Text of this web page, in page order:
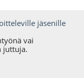
jäsenille
vai
juttuja.